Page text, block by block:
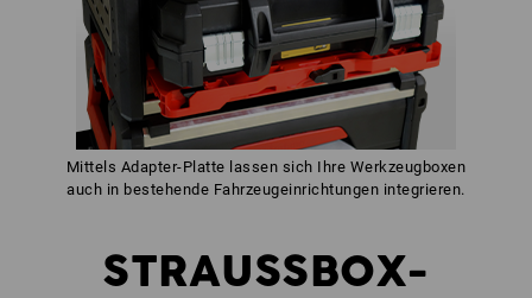
Mittels Adapter-Platte lassen sich Ihre Werkzeugboxen
auch in bestehende Fahrzeugeinrichtungen integrieren.
STRAUSSBOX-